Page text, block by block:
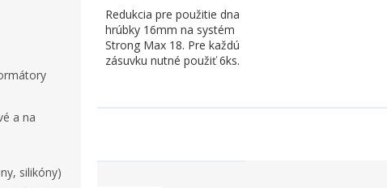
a na
silikóny)
Redukcia pre použitie dna
hrúbky 16mm na systém
Strong Max 18. Pre každú
zásuvku nutné použiť 6ks.